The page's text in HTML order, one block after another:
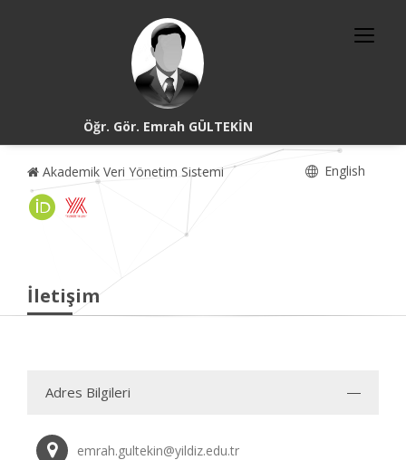
Öğr. Gör. Emrah GÜLTEKİN
Akademik Veri Yönetim Sistemi English
İletişim
Adres Bilgileri
emrah.gultekin@yildiz.edu.tr